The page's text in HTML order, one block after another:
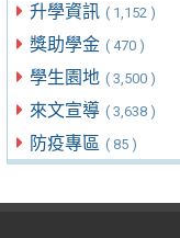
升學資訊 ( 1,152 )
獎助學金 ( 470 )
學生園地 ( 3,500 )
來文宣導 ( 3,638 )
防疫專區 ( 85 )